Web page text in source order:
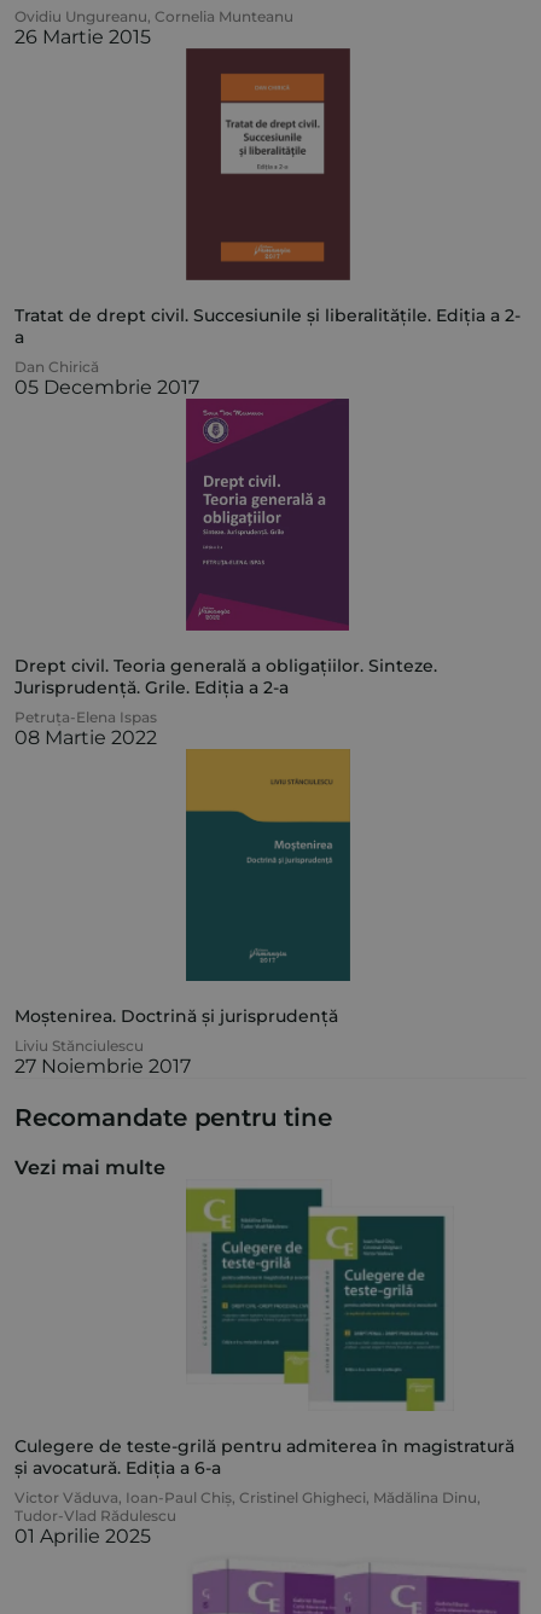
Ovidiu Ungureanu, Cornelia Munteanu
26 Martie 2015
Tratat de drept civil. Succesiunile și liberalitățile. Ediția a 2-
a
Dan Chirică
05 Decembrie 2017
Drept civil. Teoria generală a obligațiilor. Sinteze.
Jurisprudență. Grile. Ediția a 2-a
Petruța-Elena Ispas
08 Martie 2022
Moștenirea. Doctrină și jurisprudență
Liviu Stănciulescu
27 Noiembrie 2017
Recomandate pentru tine
Vezi mai multe
Culegere de teste-grilă pentru admiterea în magistratură
și avocatură. Ediția a 6-a
Victor Văduva, Ioan-Paul Chiș, Cristinel Ghigheci, Mădălina Dinu,
Tudor-Vlad Rădulescu
01 Aprilie 2025